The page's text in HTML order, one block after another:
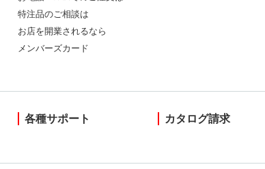
特注品のご相談は
お店を開業されるなら
メンバーズカード
各種サポート カタログ請求